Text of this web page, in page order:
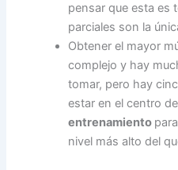
pensar que esta es
parciales son la
Obtener el mayor
complejo y hay
tomar, pero hay
estar en el centro
entrenamiento
nivel más alto del